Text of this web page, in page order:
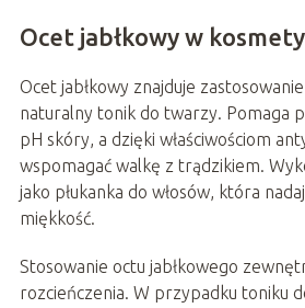
Ocet jabłkowy w
Ocet jabłkowy znajduje
naturalny tonik do twarzy. Pomaga
pH skóry, a dzięki właściwościom
wspomagać walkę z trądzikiem.
jako płukanka do włosów, która
miękkość.
Stosowanie octu jabłkowego
rozcieńczenia. W przypadku toniku